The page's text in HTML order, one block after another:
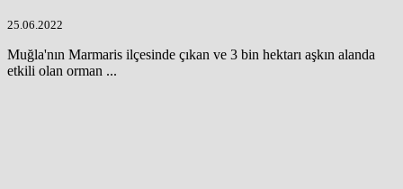
25.06.2022
Muğla'nın Marmaris ilçesinde çıkan ve 3 bin hektarı aşkın alanda
etkili olan orman ...